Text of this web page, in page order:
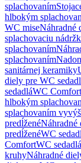
splachovaním
hlbokým
WC miseNáhradné
splachovaciu
splachovaním
splachovaním
sanitárnej keramiky
diely pre WC
sedadláWC Comfort
hlbokým
splachovaním
predĺženéNáhradné
predĺženéWC
ComfortWC sedadlá
kruhyNáhradné